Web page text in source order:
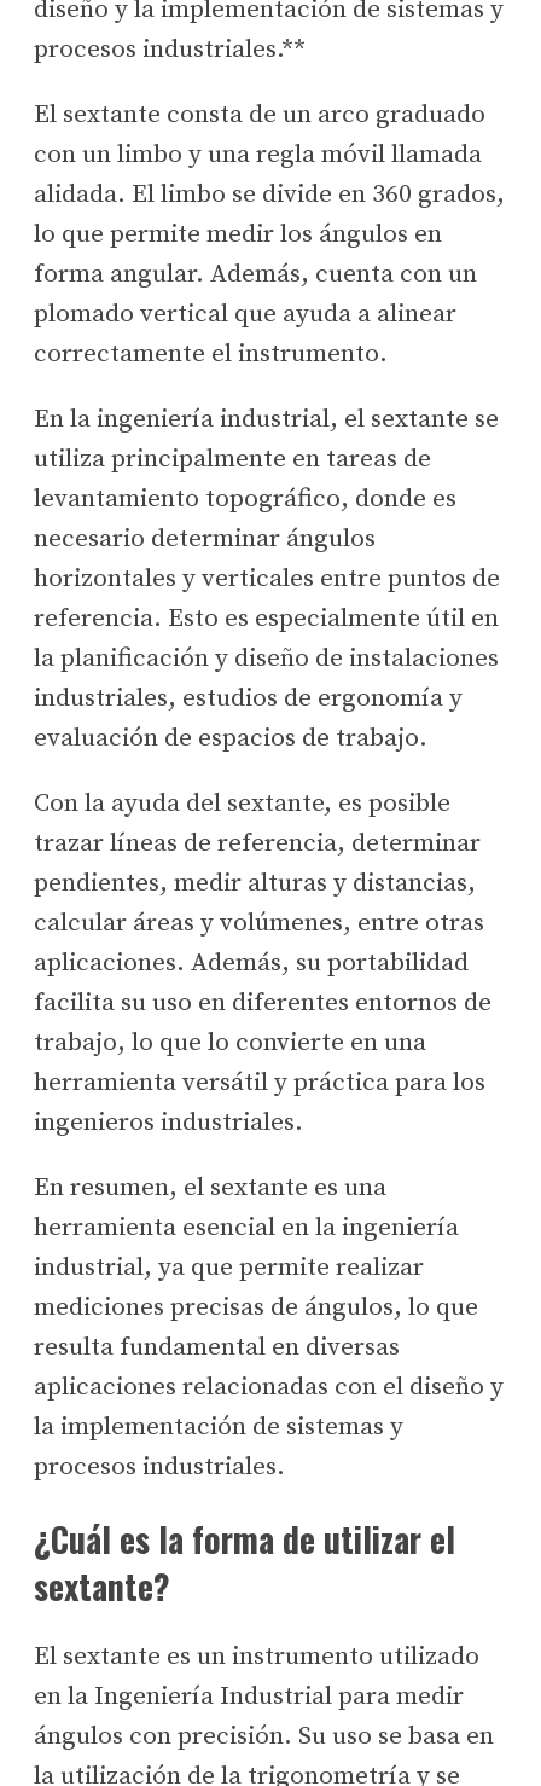
diseño y la implementación de sistemas y
procesos industriales.**
El sextante consta de un arco graduado
con un limbo y una regla móvil llamada
alidada. El limbo se divide en 360 grados,
lo que permite medir los ángulos en
forma angular. Además, cuenta con un
plomado vertical que ayuda a alinear
correctamente el instrumento.
En la ingeniería industrial, el sextante se
utiliza principalmente en tareas de
levantamiento topográfico, donde es
necesario determinar ángulos
horizontales y verticales entre puntos de
referencia. Esto es especialmente útil en
la planificación y diseño de instalaciones
industriales, estudios de ergonomía y
evaluación de espacios de trabajo.
Con la ayuda del sextante, es posible
trazar líneas de referencia, determinar
pendientes, medir alturas y distancias,
calcular áreas y volúmenes, entre otras
aplicaciones. Además, su portabilidad
facilita su uso en diferentes entornos de
trabajo, lo que lo convierte en una
herramienta versátil y práctica para los
ingenieros industriales.
En resumen, el sextante es una
herramienta esencial en la ingeniería
industrial, ya que permite realizar
mediciones precisas de ángulos, lo que
resulta fundamental en diversas
aplicaciones relacionadas con el diseño y
la implementación de sistemas y
procesos industriales.
¿Cuál es la forma de utilizar el
sextante?
El sextante es un instrumento utilizado
en la Ingeniería Industrial para medir
ángulos con precisión. Su uso se basa en
la utilización de la trigonometría y se